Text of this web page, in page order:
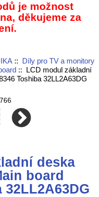
je možnost
děkujeme za
:: Díly pro TV a monitory
:: LCD modul základní
Toshiba 32LL2A63DG
deska
board
32LL2A63DG